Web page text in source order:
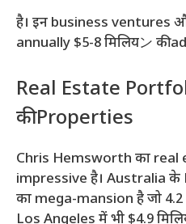
है। इन business ventures
annually $5-8 मिलियン की
Real Estate
की Properties
Chris Hemsworth का
impressive है। Australia के
का mega-mansion है जो
Los Angeles में भी $4.9